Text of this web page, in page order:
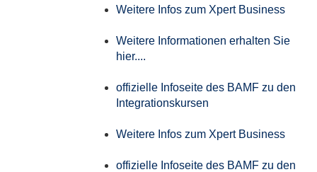
Weitere Infos zum Xpert Business
Weitere Informationen erhalten Sie
hier....
offizielle Infoseite des BAMF zu den
Integrationskursen
Weitere Infos zum Xpert Business
offizielle Infoseite des BAMF zu den